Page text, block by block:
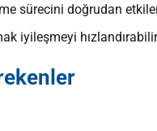
sürecini doğrudan
iyileşmeyi